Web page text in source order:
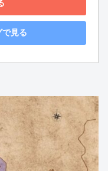
見る